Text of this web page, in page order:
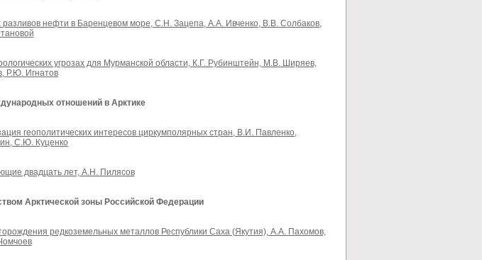
нефти в Баренцевом море, С.Н. Зацепа, А.А. Ивченко, В.В. Солбаков,
угрозах для Мурманской области, К.Г. Рубинштейн, М.В. Ширяев,
Р.Ю. Игнатов
отношений в Арктике
геополитических интересов циркумполярных стран, В.И. Павленко,
С.Ю. Куценко
двадцать лет, А.Н. Пилясов
Арктической зоны Российской Федерации
редкоземельных металлов Республики Саха (Якутия), А.А. Пахомов,